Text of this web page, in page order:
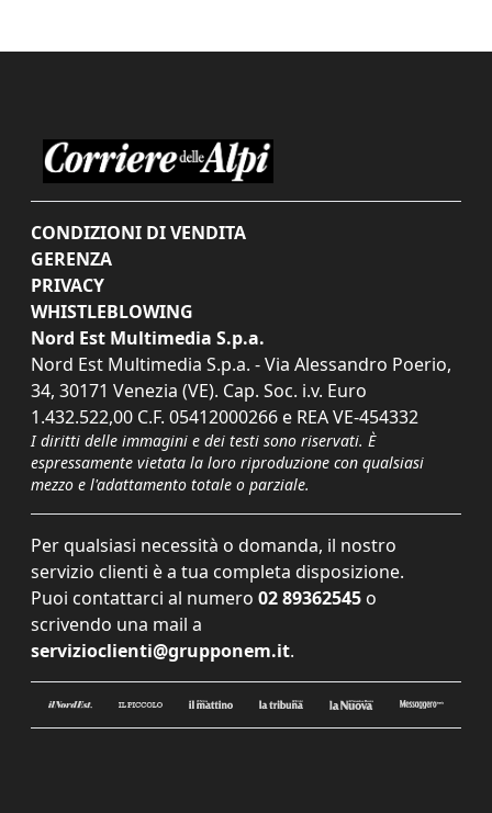
CONDIZIONI DI VENDITA
GERENZA
PRIVACY
WHISTLEBLOWING
Nord Est Multimedia S.p.a.
Nord Est Multimedia S.p.a. - Via Alessandro Poerio,
34, 30171 Venezia (VE). Cap. Soc. i.v. Euro
1.432.522,00 C.F. 05412000266 e REA VE-454332
I diritti delle immagini e dei testi sono riservati. È
espressamente vietata la loro riproduzione con qualsiasi
mezzo e l'adattamento totale o parziale.
Per qualsiasi necessità o domanda, il nostro
servizio clienti è a tua completa disposizione.
Puoi contattarci al numero 02 89362545 o
scrivendo una mail a
servizioclienti@grupponem.it.